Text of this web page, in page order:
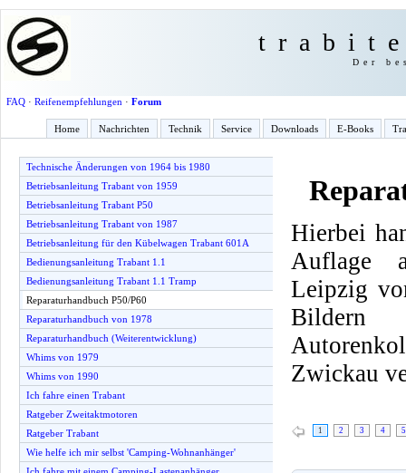
Der
FAQ· Reifenempfehlungen · Forum
Home Nachrichten Technik Service Downloads E-Books
Technische Änderungen von 1964 bis 1980
Betriebsanleitung Trabant von 1959
Betriebsanleitung Trabant P50
Betriebsanleitung Trabant von 1987
Betriebsanleitung für den Kübelwagen Trabant 601A
Bedienungsanleitung Trabant 1.1
Bedienungsanleitung Trabant 1.1 Tramp
Reparaturhandbuch P50/P60
Reparaturhandbuch von 1978
Reparaturhandbuch (Weiterentwicklung)
Whims von 1979
Whims von 1990
Ich fahre einen Trabant
Ratgeber Zweitaktmotoren
Ratgeber Trabant
Wie helfe ich mir selbst 'Camping-Wohnanhänger'
Hierbei
Auflage
Leipzig
Zwickau
1 2 3 4 5